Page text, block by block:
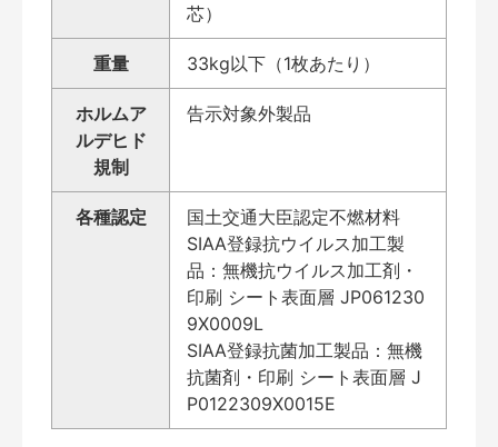
芯）
重量 33kg以下（1枚あたり）
ホルムア
ルデヒド
規制
告示対象外製品
各種認定
国土交通大臣認定不燃材料
SIAA登録抗ウイルス加工製
品：無機抗ウイルス加工剤・
印刷 シート表面層 JP061230
9X0009L
SIAA登録抗菌加工製品：無機
抗菌剤・印刷 シート表面層 J
P0122309X0015E